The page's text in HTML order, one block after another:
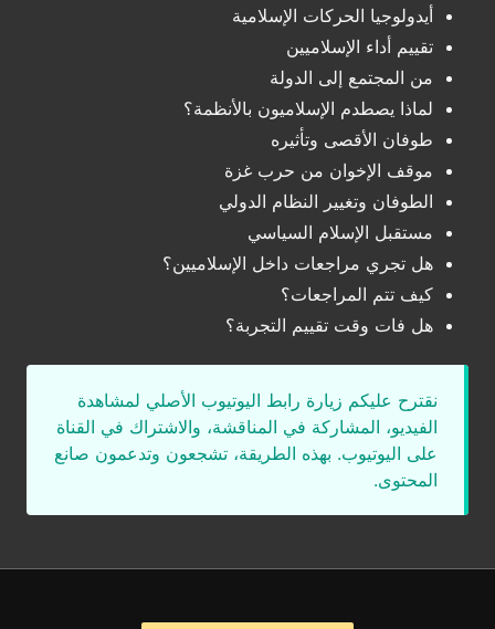
أيدولوجيا الحركات الإسلامية
تقييم أداء الإسلاميين
من المجتمع إلى الدولة
لماذا يصطدم الإسلاميون بالأنظمة؟
طوفان الأقصى وتأثيره
موقف الإخوان من حرب غزة
الطوفان وتغيير النظام الدولي
مستقبل الإسلام السياسي
هل تجري مراجعات داخل الإسلاميين؟
كيف تتم المراجعات؟
هل فات وقت تقييم التجربة؟
نقترح عليكم زيارة رابط اليوتيوب الأصلي لمشاهدة
الفيديو، المشاركة في المناقشة، والاشتراك في القناة
على اليوتيوب. بهذه الطريقة، تشجعون وتدعمون صانع
المحتوى.